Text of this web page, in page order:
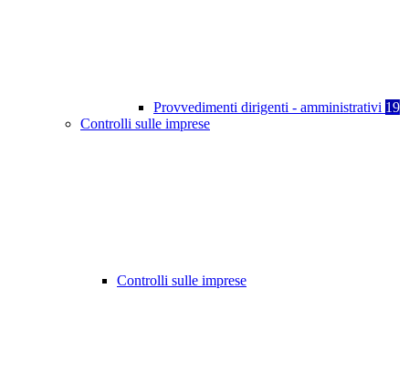
Provvedimenti dirigenti - amministrativi 19
Controlli sulle imprese
Controlli sulle imprese